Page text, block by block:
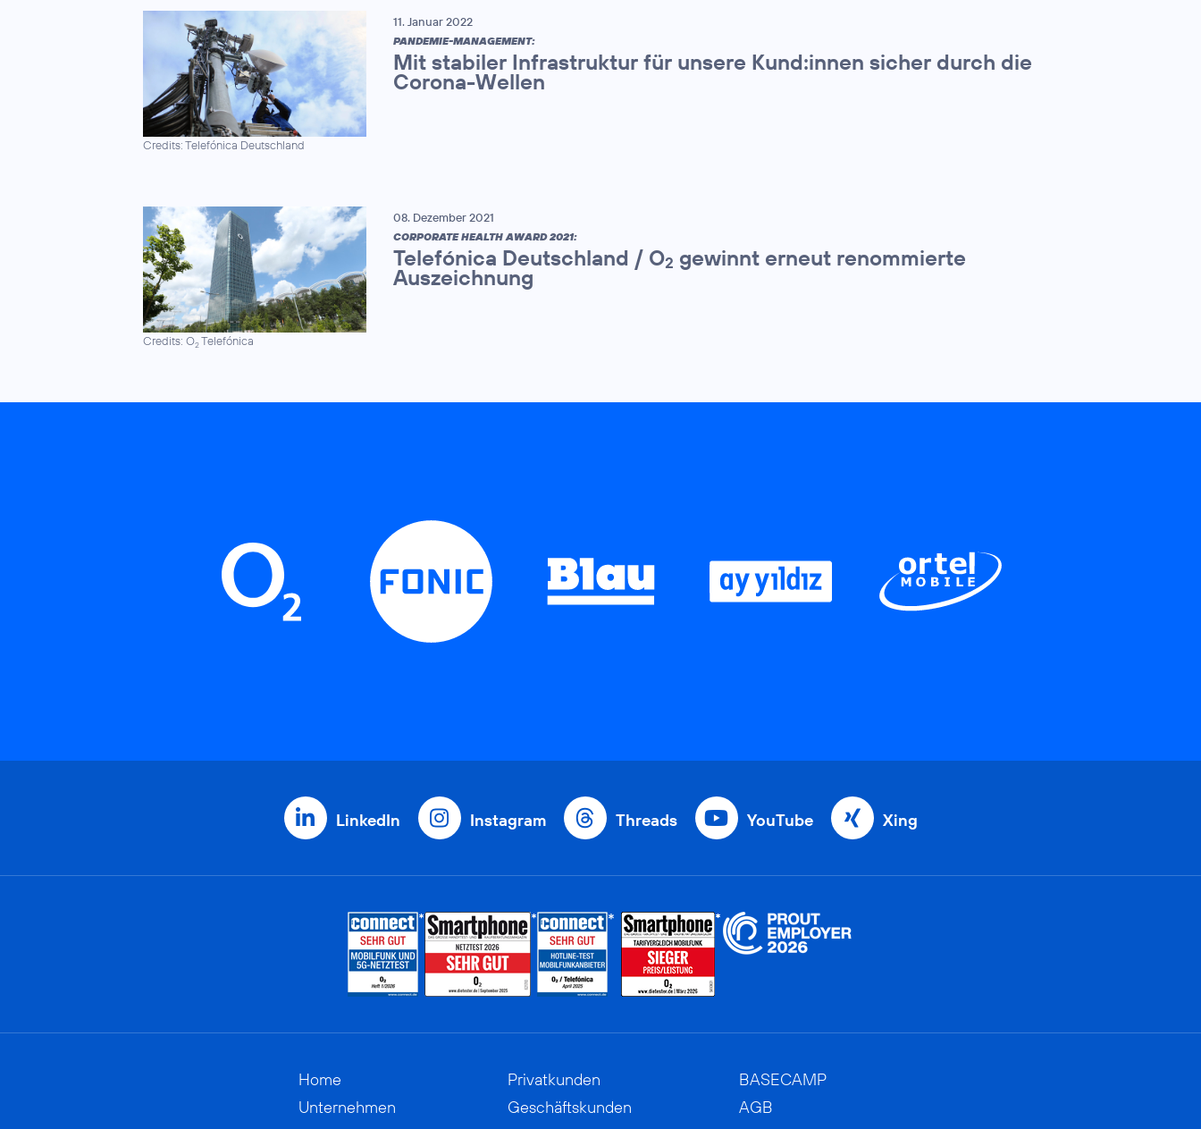
Credits: Telefónica Deutschland
11. Januar 2022
PANDEMIE-MANAGEMENT:
Mit stabiler Infrastruktur für unsere Kund:innen sicher durch die
Corona-Wellen
Credits: O2Telefónica
08. Dezember 2021
CORPORATE HEALTH AWARD 2021:
Telefónica Deutschland / O2 gewinnt erneut renommierte
Auszeichnung
LinkedIn Instagram Threads YouTube Xing
Home
Unternehmen
Privatkunden
Geschäftskunden
BASECAMP
AGB